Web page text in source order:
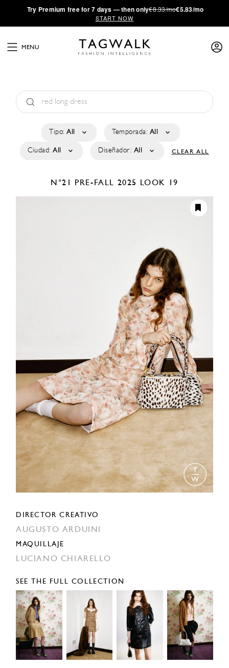
·Try Premium free for 7 days — then only€8.33/mo€5.83/mo
START NOW
MENU
Tipo: All Temporada: All
Ciudad: All Diseñador: All CLEAR ALL
N°21 PRE-FALL 2025 LOOK 19
DIRECTOR CREATIVO
AUGUSTO ARDUINI
MAQUILLAJE
LUCIANO CHIARELLO
SEE THE FULL COLLECTION